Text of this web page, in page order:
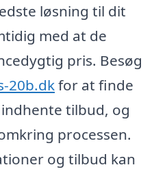
løsning til dit
med at de
pris. Besøg
20b.dkfor at finde
tilbud, og
processen.
og tilbud kan